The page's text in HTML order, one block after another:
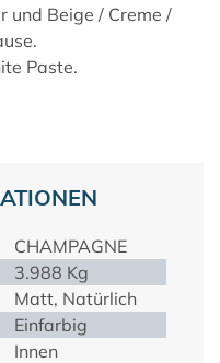
und Beige / Creme /
Paste.
CHAMPAGNE
3.988 Kg
Matt, Natürlich
Einfarbig
Innen